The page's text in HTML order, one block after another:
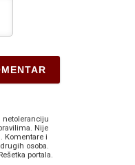
netoleranciju
Nije
Komentare i
osoba.
portala.